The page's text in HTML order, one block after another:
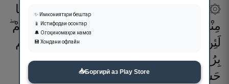
۞ وَلَقَدْ إِسْرَٰٓءِيلَ
وَبَعَثْنَا
مِنْهُمُ
ٱللَّهُ إِنِّى مَعَكُمْ ۖ
لَئِنْ
ٱلزَّكَوٰةَ وَءَامَنتُم
بِرُسُلِى وَعَزَّرْتُمُوهُمْ وَأَقْرَضْتُمُ ٱللَّهَ قَرْضًا
حَسَنًۭا
عَنكُمْ سَيِّـَٔاتِكُمْ وَلَأُدْخِلَنَّكُمْ
✨ Имкониятҳои бештар
📱 Истифодаи осонтар
🔔 Огоҳиномаҳои намоз
💾 Хондани офлайн
📥Боргирӣ аз Play Store